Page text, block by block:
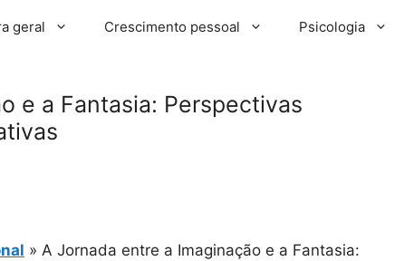
geral Crescimento pessoal Psicologia
e a Fantasia: Perspectivas
» A Jornada entre a Imaginação e a Fantasia: